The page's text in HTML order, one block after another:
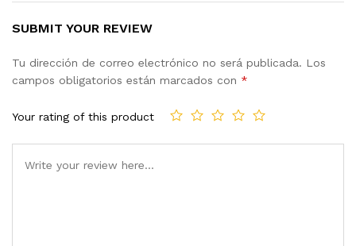
SUBMIT YOUR REVIEW
Tu dirección de correo electrónico no será publicada. Los
campos obligatorios están marcados con *
Your rating of this product